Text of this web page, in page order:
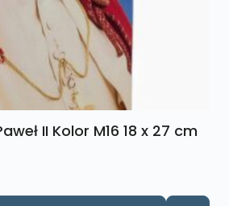
II Kolor M16 18 x 27 cm